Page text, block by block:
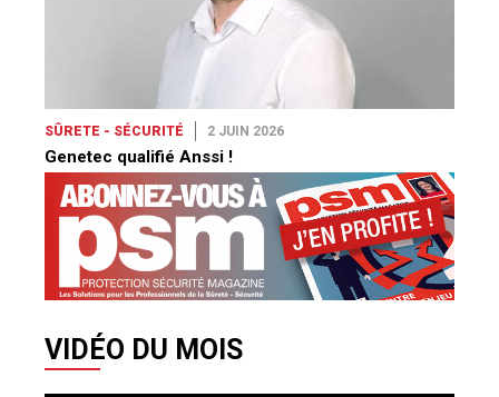
SÛRETE - SÉCURITÉ 2 JUIN 2026
Genetec qualifié Anssi !
VIDÉO DU MOIS